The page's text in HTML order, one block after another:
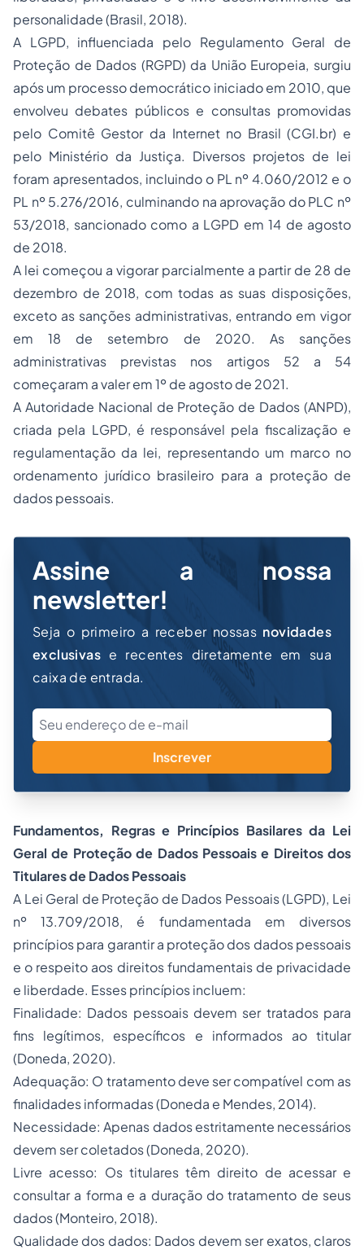
personalidade (Brasil, 2018).
A LGPD, influenciada pelo Regulamento Geral de
Proteção de Dados (RGPD) da União Europeia, surgiu
após um processo democrático iniciado em 2010, que
envolveu debates públicos e consultas promovidas
pelo Comitê Gestor da Internet no Brasil (CGI.br) e
pelo Ministério da Justiça. Diversos projetos de lei
foram apresentados, incluindo o PL nº 4.060/2012 e o
PL nº 5.276/2016, culminando na aprovação do PLC nº
53/2018, sancionado como a LGPD em 14 de agosto
de 2018.
A lei começou a vigorar parcialmente a partir de 28 de
dezembro de 2018, com todas as suas disposições,
exceto as sanções administrativas, entrando em vigor
em 18 de setembro de 2020. As sanções
administrativas previstas nos artigos 52 a 54
começaram a valer em 1º de agosto de 2021.
A Autoridade Nacional de Proteção de Dados (ANPD),
criada pela LGPD, é responsável pela fiscalização e
regulamentação da lei, representando um marco no
ordenamento jurídico brasileiro para a proteção de
dados pessoais.
Assine a nossa
newsletter!
Seja o primeiro a receber nossas novidades
exclusivas e recentes diretamente em sua
caixa de entrada.
Inscrever
Fundamentos, Regras e Princípios Basilares da Lei
Geral de Proteção de Dados Pessoais e Direitos dos
Titulares de Dados Pessoais
A Lei Geral de Proteção de Dados Pessoais (LGPD), Lei
nº 13.709/2018, é fundamentada em diversos
princípios para garantir a proteção dos dados pessoais
e o respeito aos direitos fundamentais de privacidade
e liberdade. Esses princípios incluem:
Finalidade: Dados pessoais devem ser tratados para
fins legítimos, específicos e informados ao titular
(Doneda, 2020).
Adequação: O tratamento deve ser compatível com as
finalidades informadas (Doneda e Mendes, 2014).
Necessidade: Apenas dados estritamente necessários
devem ser coletados (Doneda, 2020).
Livre acesso: Os titulares têm direito de acessar e
consultar a forma e a duração do tratamento de seus
dados (Monteiro, 2018).
Qualidade dos dados: Dados devem ser exatos, claros